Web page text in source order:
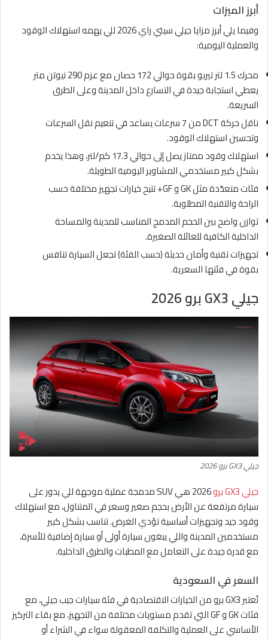
أبرز الميزات
وفيما يلي أبرز مزايا جيلي سيتي راي 2026 للي يهمه استهلاك الوقود
والعملية اليومية:
محرك 1.5 لتر تيربو بقوة حوالي 172 حصان مع عزم 290 نيوتن متر
يعطي استجابة جيدة في التسارع داخل المدينة وعلى الطرق
السريعة.
ناقل حركة DCT من 7 سرعات يساعد في تنعيم نقل السرعات
وتحسين استهلاك الوقود.
استهلاك وقود ممتاز يصل إلى حوالي 17.3 كم/لتر، وهذا يخدم
بشكل كبير مستخدمي المشاوير اليومية الطويلة.
فئات متعدّدة مثل GK و GF+ تتيح خيارات تجهيز مختلفة حسب
الراحة والتقنية المطلوبة.
توازن واضح بين الحجم المدمج المناسب للمدينة والمساحة
الداخلية الكافية للعائلة الصغيرة.
تجهيزات تقنية وأمان حديثة (حسب الفئة) تجعل السيارة تنافس
بقوة في فئتها السعرية.
جيلي GX3 برو 2026
جيلي GX3 برو 2026
جيلي GX3 برو
2026 هي SUV مدمجة عملية موجهة للي يدور على
سيارة مرتفعة عن الأرض بحجم صغير وسعر في المتناول، مع استهلاك
وقود جيد وتجهيزات أساسية تؤدي الغرض. تناسب بشكل كبير
مستخدمين المدينة واللي يبغون سيارة أولى أو سيارة إضافية للأسرة،
مع قدرة جيدة على التعامل مع المطبات والطرق الداخلية.
السعر في السعودية
تُعتبر GX3 برو من الخيارات الاقتصادية في فئة سيارات جيب جيلي، مع
فئات GK و GF التي تقدم مستويات مختلفة من التجهيز، مع بقاء التركيز
الأساسي على العملية والتكلفة المعقولة سواء في الشراء أو